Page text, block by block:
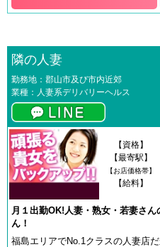
隣の人妻
勤務地：郡山市及び市内近郊
業種：人妻系デリバリーヘルス
【資格】
【最寄駅】
【お店価格帯】
【給料】
月１出勤OK!人妻・熟女・若妻さ
ん！
福島エリアでNo.1クラスの人妻店